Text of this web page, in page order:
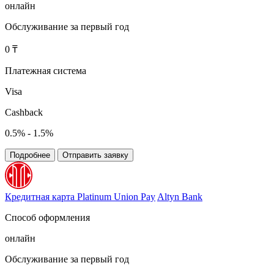
онлайн
Обслуживание за первый год
0 ₸
Платежная система
Visa
Cashback
0.5% - 1.5%
Подробнее Отправить заявку
Кредитная карта Platinum Union Pay Altyn Bank
Способ оформления
онлайн
Обслуживание за первый год